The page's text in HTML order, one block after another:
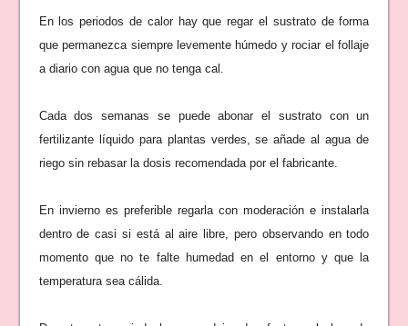
En los periodos de calor hay que regar el sustrato de forma
que permanezca siempre levemente húmedo y rociar el follaje
a diario con agua que no tenga cal.
Cada dos semanas se puede abonar el sustrato con un
fertilizante líquido para plantas verdes, se añade al agua de
riego sin rebasar la dosis recomendada por el fabricante.
En invierno es preferible regarla con moderación e instalarla
dentro de casi si está al aire libre, pero observando en todo
momento que no te falte humedad en el entorno y que la
temperatura sea cálida.